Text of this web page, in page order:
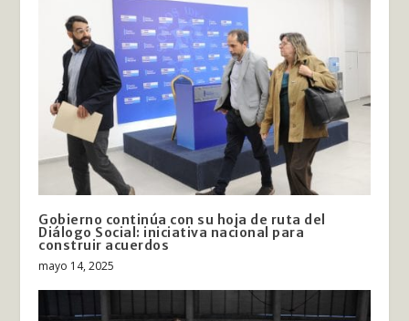
Gobierno continúa con su hoja de ruta del
Diálogo Social: iniciativa nacional para
construir acuerdos
mayo 14, 2025